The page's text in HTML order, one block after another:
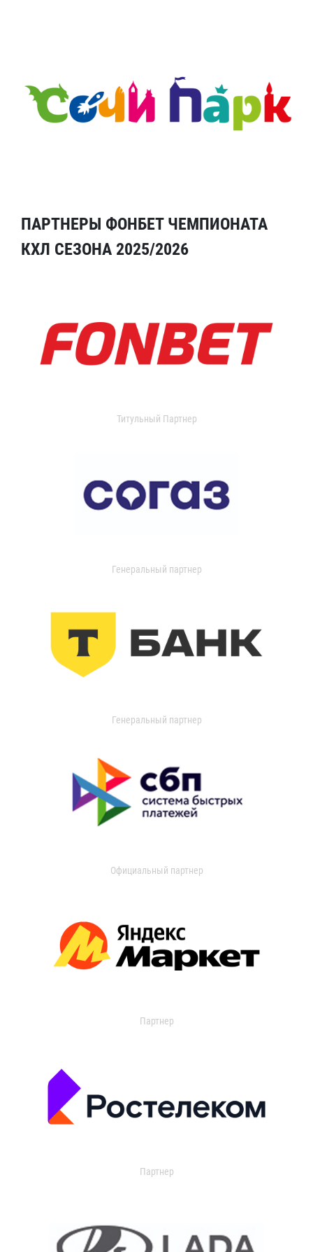
ПАРТНЕРЫ ФОНБЕТ ЧЕМПИОНАТА
КХЛ СЕЗОНА 2025/2026
Титульный Партнер
Генеральный партнер
Генеральный партнер
Официальный партнер
Партнер
Партнер